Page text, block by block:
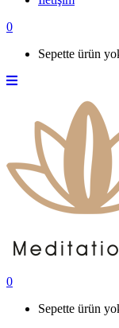
0
Sepette ürün
0
Sepette ürün